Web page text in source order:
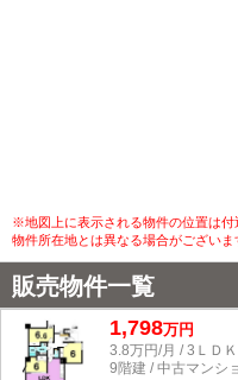
※地図上に表示される物件の位置は
物件所在地とは異なる場合がございま
販売物件一覧
1,798万円
3.8万円/月 / 3ＬＤ
9階建 / 中古マンシ